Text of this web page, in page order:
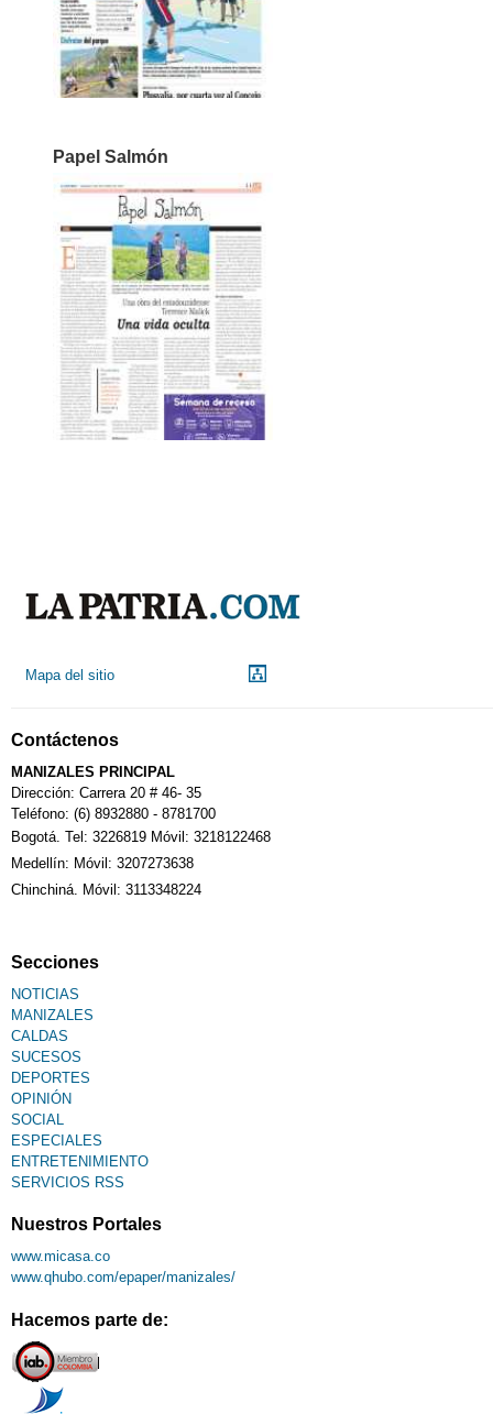
Papel Salmón
Mapa del sitio
Contáctenos
MANIZALES PRINCIPAL
Dirección: Carrera 20 # 46- 35
Teléfono: (6) 8932880 - 8781700
Bogotá. Tel: 3226819 Móvil: 3218122468
Medellín: Móvil: 3207273638
Chinchiná. Móvil: 3113348224
Secciones
NOTICIAS
MANIZALES
CALDAS
SUCESOS
DEPORTES
OPINIÓN
SOCIAL
ESPECIALES
ENTRETENIMIENTO
SERVICIOS RSS
Nuestros Portales
www.micasa.co
www.qhubo.com/epaper/manizales/
Hacemos parte de: